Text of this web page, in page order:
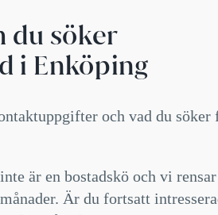
du söker
i Enköping
och vad du söker
är en bostadskö och vi
Är du fortsatt